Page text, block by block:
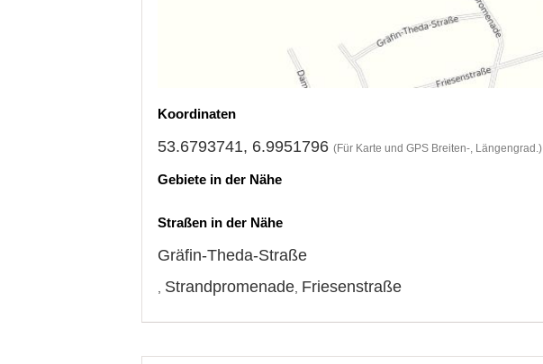
Koordinaten
53.6793741, 6.9951796 (Für Karte und GPS Breiten-, Längengrad.)
Gebiete in der Nähe
Straßen in der Nähe
Gräfin-Theda-Straße
Strandpromenade Friesenstraße